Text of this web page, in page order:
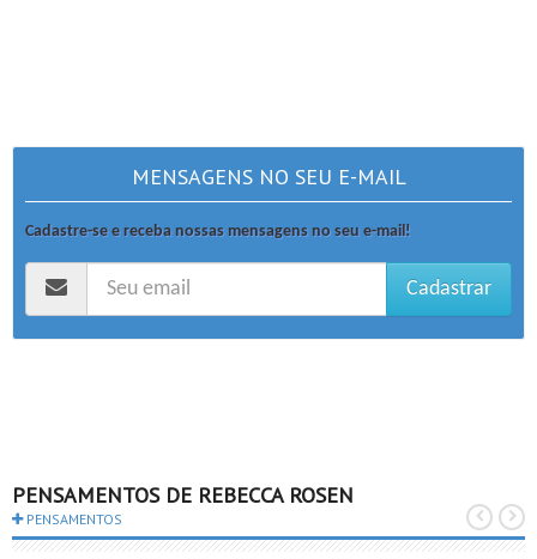
MENSAGENS NO SEU E-MAIL
Cadastre-se e receba nossas mensagens no seu e-mail!
Cadastrar
PENSAMENTOS DE REBECCA ROSEN
PENSAMENTOS